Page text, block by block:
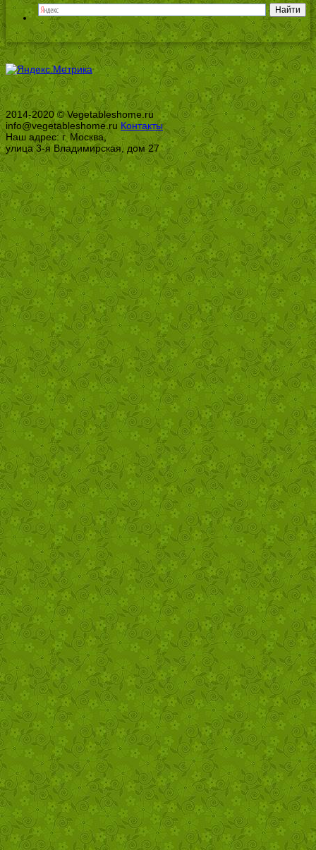
2014-2020 © Vegetableshome.ru
info@vegetableshome.ru Контакты
Наш адрес: г. Москва,
улица 3-я Владимирская, дом 27